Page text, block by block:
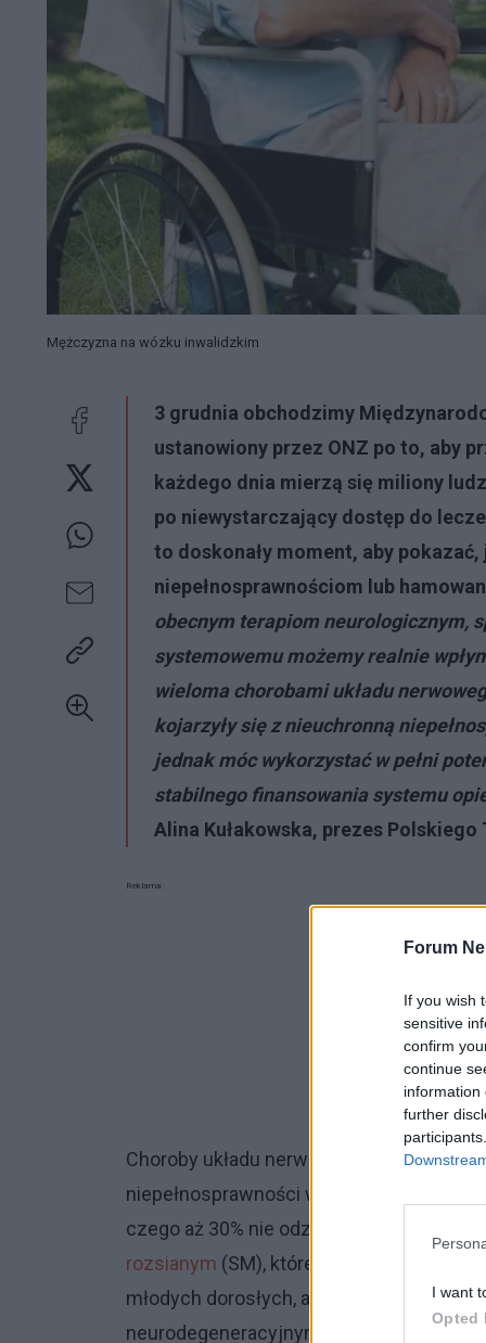
Forum
If you wish
sensitive
confirm
continue
information
further
I want
Opted
Mężczyzna na wózku inwalidzkim
3 grudnia obchodzimy
ustanowiony przez ONZ po to, aby
każdego dnia mierzą się miliony
po niewystarczający dostęp do
to doskonały moment, aby
niepełnosprawnościom lub
obecnym terapiom neurologicznym,
systemowemu możemy realnie
wieloma chorobami układu
kojarzyły się z nieuchronną
jednak móc wykorzystać w pełni
stabilnego finansowania systemu
Alina Kułakowska, prezes
Reklama:
Choroby układu nerwowego stanowią
niepełnosprawności w Polsce. Każdego
czego aż 30% nie odzyskuje sprawności.
rozsianym (SM), które jest najczęstszą
młodych dorosłych, a setki tysięcy osób
neurodegeneracyjnymi, jak
choroba